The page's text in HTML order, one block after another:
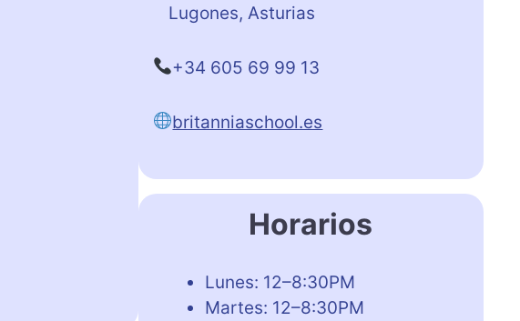
Lugones, Asturias
+34 605 69 99 13
britanniaschool.es
Horarios
Lunes: 12–8:30PM
Martes: 12–8:30PM